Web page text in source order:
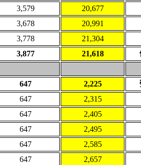
3,579
20,677
3,678
20,991
3,778
21,304
3,877 21,618
647 2,225
647
2,315
647
2,405
647
2,495
647
2,585
647
2,657